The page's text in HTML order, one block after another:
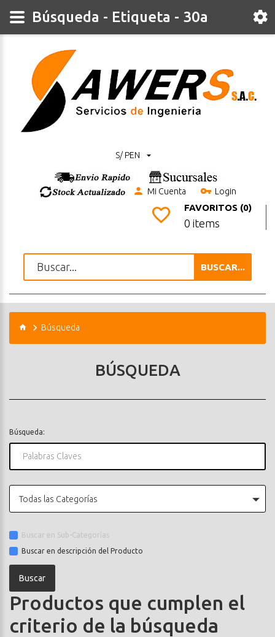
S/ PEN
Mi Cuenta Login
FAVORITOS (0)
0 items
BUSCAR...
Búsqueda
BÚSQUEDA
Búsqueda:
Todas las Categorías
Buscar en Sub-Categorías
Buscar en descripción del Producto
Productos que cumplen el
criterio de la búsqueda
Búsqueda - Etiqueta - 30a